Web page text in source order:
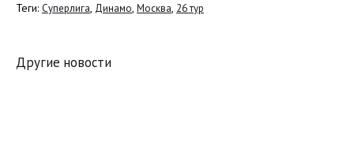
Теги: Суперлига, Динамо, Москва, 26 тур
Другие новости